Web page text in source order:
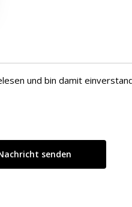
und bin damit